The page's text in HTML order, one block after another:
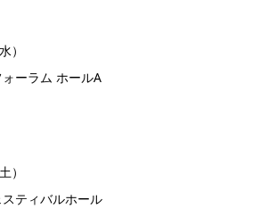
）
ーラム ホールA
）
ティバルホール